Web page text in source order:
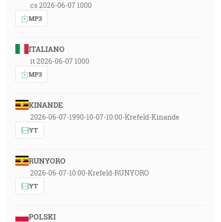
cs 2026-06-07 1000
MP3
ITALIANO
it 2026-06-07 1000
MP3
KINANDE
2026-06-07-1990-10-07-10:00-Krefeld-Kinande
YT
RUNYORO
2026-06-07-10:00-Krefeld-RUNYORO
YT
POLSKI